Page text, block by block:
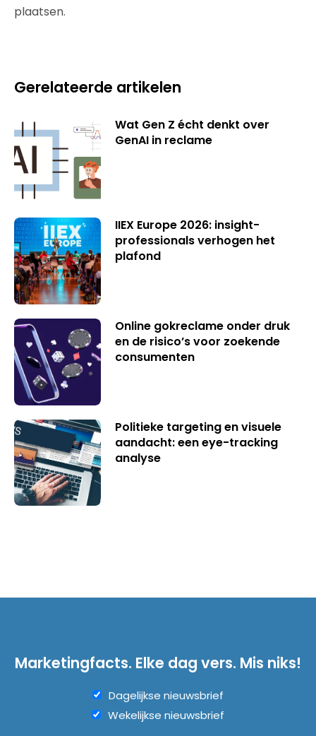
plaatsen.
Gerelateerde artikelen
Wat Gen Z écht denkt over
GenAI in reclame
IIEX Europe 2026: insight-
professionals verhogen het
plafond
Online gokreclame onder druk
en de risico’s voor zoekende
consumenten
Politieke targeting en visuele
aandacht: een eye-tracking
analyse
Marketingfacts. Elke dag vers. Mis niks!
Dagelijkse nieuwsbrief
Wekelijkse nieuwsbrief